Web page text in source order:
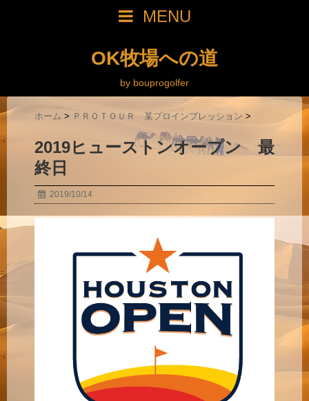
MENU
OK牧場への道
by bouprogolfer
ホーム > ＰＲＯＴＯＵＲ 某プロインプレッション >
2019ヒューストンオープン 最
終日
2019/10/14